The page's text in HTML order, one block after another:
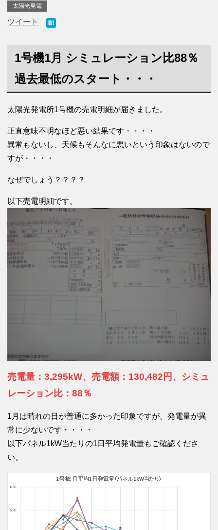
太陽光発電
ツイート
1号機1月 シミュレーション比88％
過去最低のスタート・・・
太陽光発電所1号機の売電明細が届きました。
正直意味不明なほど悪い結果です・・・・
異常もないし、天候もそんなに悪いという印象はないので
すが・・・・
なぜでしょう？？？？
以下売電明細です。
売電量：3,295kW、売電額：130,482円、シミュ
レーション比：88％
1月は晴れの日が普通に多かった印象ですが、発電量が異
常に少ないです・・・・
以下パネル1kW当たりの1日平均発電量もご確認くださ
い。